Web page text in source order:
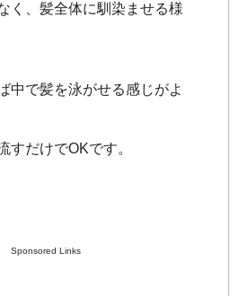
く、髪全体に馴染ませる様
中で髪を泳がせる感じがよ
すだけでOKです。
Sponsored Links